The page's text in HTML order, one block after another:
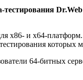
тестирования
х86- и х64-
которых
64-битных